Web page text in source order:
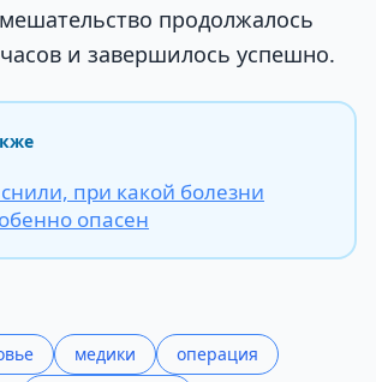
продолжалось
и завершилось успешно.
при какой болезни
опасен
медики
операция